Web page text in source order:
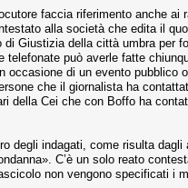
faccia riferimento an­che ai
alla società che edi­ta il
Giusti­zia della città umbra per
può averle fatte
di un evento pubblico
che il giornalista ha
della Cei che con Boffo ha
degli indagati, co­me risulta
C’è un solo reato
non vengono specificati i